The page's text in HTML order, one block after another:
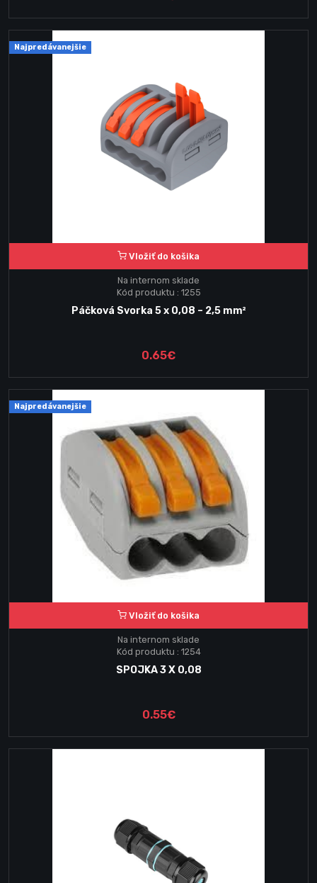
Najpredávanejšie
Vložiť do košika
Na internom sklade
Kód produktu : 1255
Páčková Svorka 5 x 0,08 – 2,5 mm²
0.65€
Najpredávanejšie
Vložiť do košika
Na internom sklade
Kód produktu : 1254
SPOJKA 3 X 0,08
0.55€